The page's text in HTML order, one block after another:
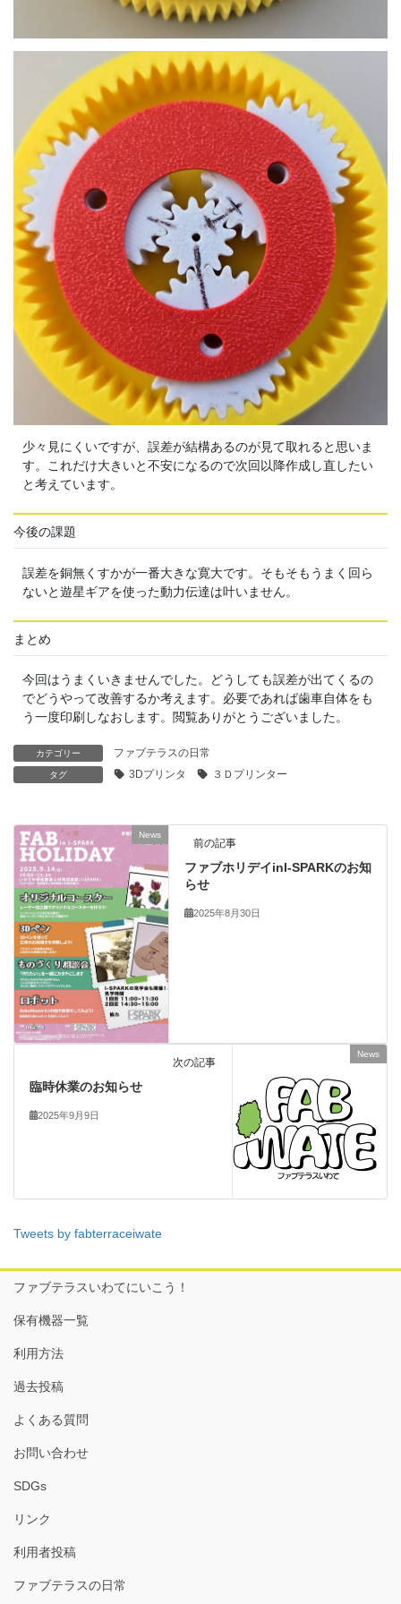
少々見にくいですが、誤差が結構あるのが見て取れると思いま
す。これだけ大きいと不安になるので次回以降作成し直したい
と考えています。
今後の課題
誤差を銅無くすかが一番大きな寛大です。そもそもうまく回ら
ないと遊星ギアを使った動力伝達は叶いません。
まとめ
今回はうまくいきませんでした。どうしても誤差が出てくるの
でどうやって改善するか考えます。必要であれば歯車自体をも
う一度印刷しなおします。閲覧ありがとうございました。
カテゴリー ファブテラスの日常
タグ 3Dプリンタ ３Ｄプリンター
News
前の記事
ファブホリデイinI-SPARKのお知
らせ
2025年8月30日
News
次の記事
臨時休業のお知らせ
2025年9月9日
Tweets by fabterraceiwate
ファブテラスいわてにいこう！
保有機器一覧
利用方法
過去投稿
よくある質問
お問い合わせ
SDGs
リンク
利用者投稿
ファブテラスの日常